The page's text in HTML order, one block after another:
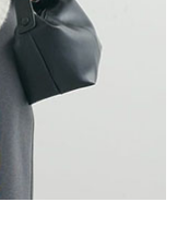
用戶狀況，依本公司即
，本公司將視審查結果
發現惡意使用之情形，
並採取法律行動。